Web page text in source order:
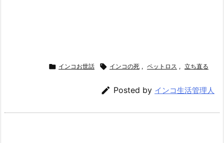
 インコお世話  インコの死 , ペットロス , 立ち直る
 Posted by インコ生活管理人